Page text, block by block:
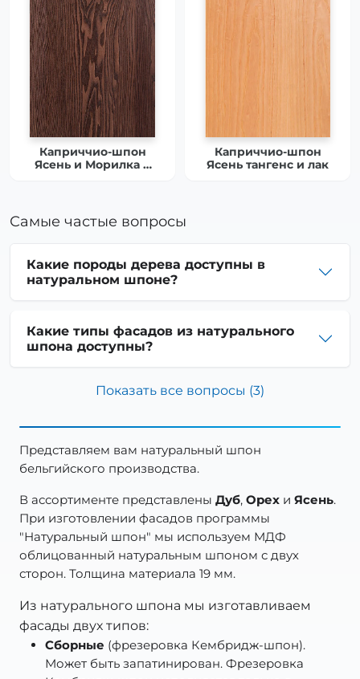
Каприччио-шпон
Ясень и Морилка и
Каприччио-шпон
Ясень тангенс и лак
Самые частые вопросы
Какие породы дерева доступны в
натуральном шпоне?
Какие типы фасадов из натурального
шпона доступны?
Показать все вопросы (3)
Представляем вам натуральный шпон
бельгийского производства.
В ассортименте представлены Дуб, Орех и Ясень.
При изготовлении фасадов программы
"Натуральный шпон" мы используем МДФ
облицованный натуральным шпоном с двух
сторон. Толщина материала 19 мм.
Из натурального шпона мы изготавливаем
фасады двух типов:
Cборные (фрезеровка Кембридж-шпон).
Может быть запатинирован. Фрезеровка